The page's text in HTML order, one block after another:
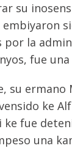
su
embiyaron
por la
fue
su
ke
ke fue
una